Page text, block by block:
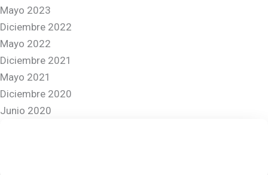
Mayo 2023
Diciembre 2022
Mayo 2022
Diciembre 2021
Mayo 2021
Diciembre 2020
Junio 2020